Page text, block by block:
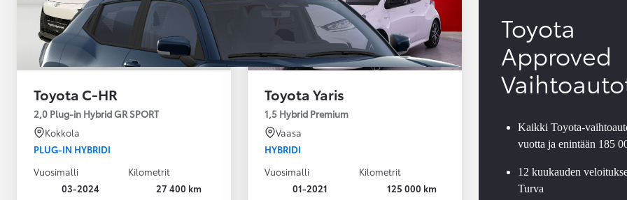
Toyota C-HR
2,0 Plug-in Hybrid GR SPORT
Kokkola
PLUG-IN HYBRIDI
Vuosimalli
03-2024
Kilometrit
27 400 km
Toyota Yaris
1,5 Hybrid Premium
Vaasa
HYBRIDI
Vuosimalli
01-2021
Kilometrit
125 000 km
Toyota
Approved
Kaikki Toyota-
vuotta ja enintään 185
12 kuukauden
Turva